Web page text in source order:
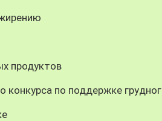
продуктов
по поддержке